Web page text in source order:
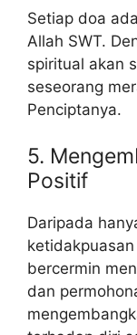
Setiap doa
Allah SWT.
spiritual akan
seseorang
Penciptanya.
5.
Positif
Daripada
bercermin
dan